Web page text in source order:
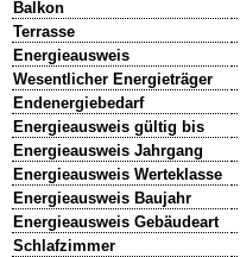
Balkon
Terrasse
Energieausweis
Wesentlicher Energieträger
Endenergiebedarf
Energieausweis gültig bis
Energieausweis Jahrgang
Energieausweis Werteklasse
Energieausweis Baujahr
Energieausweis Gebäudeart
Schlafzimmer